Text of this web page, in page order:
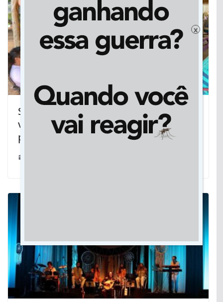
Subsecretaria da Igualdade Racial
visita quilombolas de MS e lista
potenciais de turismo e cultura
x